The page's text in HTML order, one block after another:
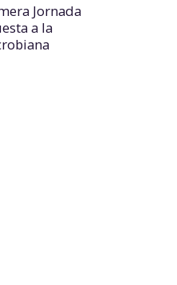
Jornada
a la